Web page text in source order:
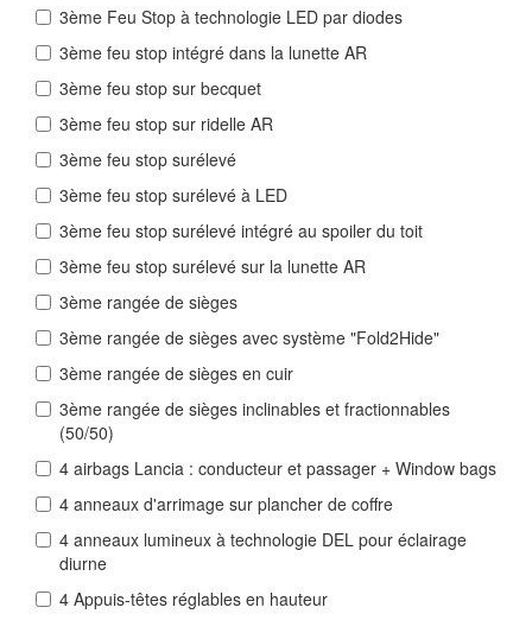
3ème Feu Stop à technologie LED par diodes
3ème feu stop intégré dans la lunette AR
3ème feu stop sur becquet
3ème feu stop sur ridelle AR
3ème feu stop surélevé
3ème feu stop surélevé à LED
3ème feu stop surélevé intégré au spoiler du toit
3ème feu stop surélevé sur la lunette AR
3ème rangée de sièges
3ème rangée de sièges avec système "Fold2Hide"
3ème rangée de sièges en cuir
3ème rangée de sièges inclinables et fractionnables
(50/50)
4 airbags Lancia : conducteur et passager + Window bags
4 anneaux d'arrimage sur plancher de coffre
4 anneaux lumineux à technologie DEL pour éclairage
diurne
4 Appuis-têtes réglables en hauteur